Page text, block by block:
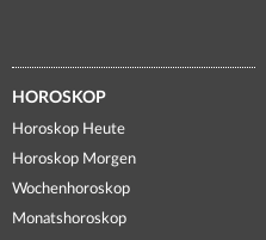
HOROSKOP
Horoskop Heute
Horoskop Morgen
Wochenhoroskop
Monatshoroskop